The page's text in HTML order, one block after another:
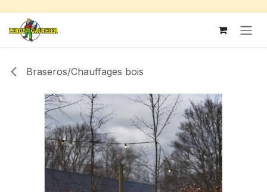
Se rendre au contenu
Braseros/Chauffages bois